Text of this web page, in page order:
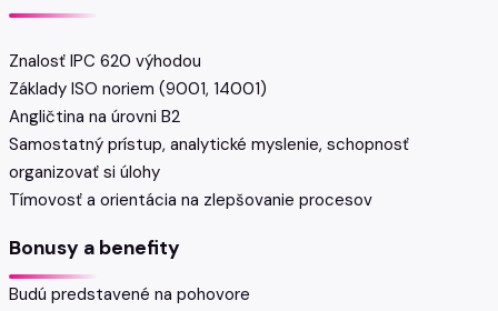
Znalosť IPC 620 výhodou
Základy ISO noriem (9001, 14001)
Angličtina na úrovni B2
Samostatný prístup, analytické myslenie, schopnosť
organizovať si úlohy
Tímovosť a orientácia na zlepšovanie procesov
Bonusy a benefity
Budú predstavené na pohovore